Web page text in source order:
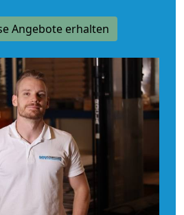
Angebote erhalten